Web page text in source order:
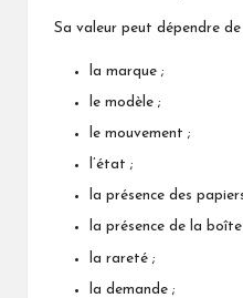
Sa valeur peut dépendre de
la marque ;
le modèle ;
le mouvement ;
l’état ;
la présence des
la présence de la boîte
la rareté ;
la demande ;